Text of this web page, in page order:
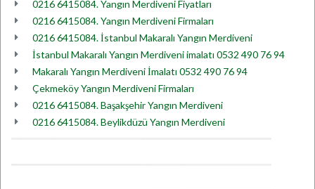
0216 6415084. Yangın Merdiveni Fiyatları
0216 6415084. Yangın Merdiveni Firmaları
0216 6415084. İstanbul Makaralı Yangın Merdiveni
İstanbul Makaralı Yangın Merdiveni imalatı 0532 490 76 94
Makaralı Yangın Merdiveni İmalatı 0532 490 76 94
Çekmeköy Yangın Merdiveni Firmaları
0216 6415084. Başakşehir Yangın Merdiveni
0216 6415084. Beylikdüzü Yangın Merdiveni